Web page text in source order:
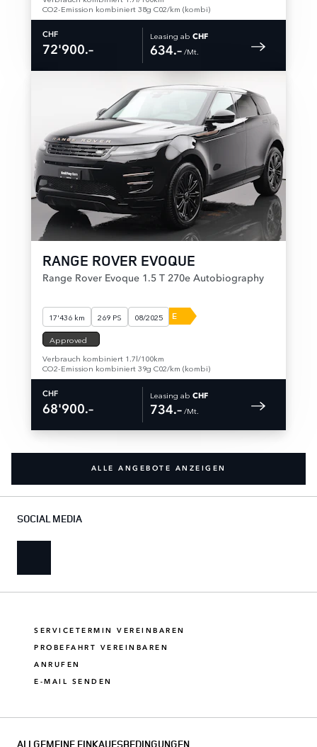
CO2-Emission kombiniert 38g C02/km (kombi)
CHF
72'900.–
Leasing ab CHF
634.– /Mt.
RANGE ROVER EVOQUE
Range Rover Evoque 1.5 T 270e Autobiography
17'436 km 269 PS 08/2025 E
Approved
Verbrauch kombiniert 1.7l/100km
CO2-Emission kombiniert 39g C02/km (kombi)
CHF
68'900.–
Leasing ab CHF
734.– /Mt.
ALLE ANGEBOTE ANZEIGEN
ALLGEMEINE EINKAUFSBEDINGUNGEN
SERVICETERMIN VEREINBAREN
PROBEFAHRT VEREINBAREN
ANRUFEN
E-MAIL SENDEN
SOCIAL MEDIA